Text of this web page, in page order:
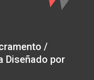
/
Diseñado por